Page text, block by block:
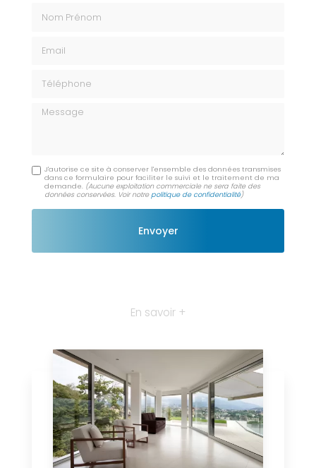
Message
J'autorise ce site à conserver l'ensemble des données transmises
dans ce formulaire pour faciliter le suivi et le traitement de ma
demande. (Aucune exploitation commerciale ne sera faite des
données conservées. Voir notrepolitique de confidentialité)
En savoir +